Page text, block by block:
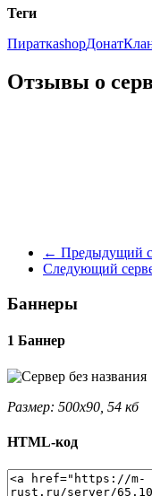
Теги
ПираткаshopДонат
Отзывы о
← Предыдущий
Следующий
Баннеры
1 Баннер
Размер: 500x90, 54 кб
HTML-код